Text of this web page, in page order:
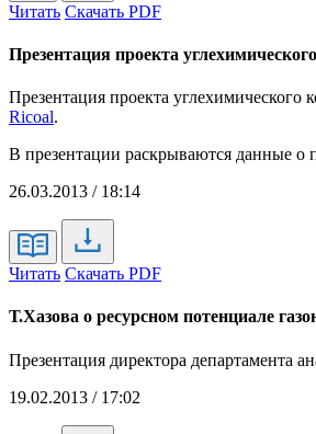
Читать Скачать PDF
Презентация проекта
Презентация проекта углехимического
Ricoal.
В презентации раскрываются данные о
26.03.2013 / 18:14
Читать Скачать PDF
Т.Хазова о ресурсном потенциале
Презентация директора департамента
19.02.2013 / 17:02